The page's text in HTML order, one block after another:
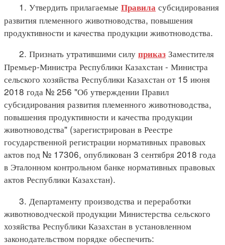
1. Утвердить прилагаемые Правила субсидирования
развития племенного животноводства, повышения
продуктивности и качества продукции животноводства.
2. Признать утратившими силу приказ Заместителя
Премьер-Министра Республики Казахстан - Министра
сельского хозяйства Республики Казахстан от 15 июня
2018 года № 256 "Об утверждении Правил
субсидирования развития племенного животноводства,
повышения продуктивности и качества продукции
животноводства" (зарегистрирован в Реестре
государственной регистрации нормативных правовых
актов под № 17306, опубликован 3 сентября 2018 года
в Эталонном контрольном банке нормативных правовых
актов Республики Казахстан).
3. Департаменту производства и переработки
животноводческой продукции Министерства сельского
хозяйства Республики Казахстан в установленном
законодательством порядке обеспечить: